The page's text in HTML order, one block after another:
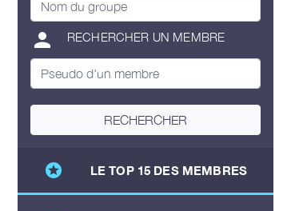
person RECHERCHER UN MEMBRE
RECHERCHER
stars LE TOP 15 DES MEMBRES